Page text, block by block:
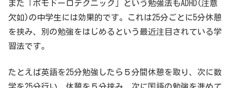
また「ポモドーロテクニック」という勉強法もADHD(注意
欠如)の中学生には効果的です。これは25分ごとに5分休憩
を挟み、別の勉強をはじめるという最近注目されている学
習法です。
たとえば英語を25分勉強したら５分間休憩を取り、次に数